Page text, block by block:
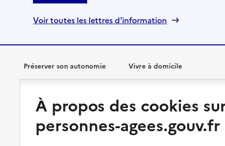
Voir toutes les lettres d'information
Préserver son autonomie
et droits
Aménager son logement et
s'équiper
Vivre à domicile
Bénéficier de soins à domicile
Aides financières
À propos des cookies
personnes-agees.gouv.fr